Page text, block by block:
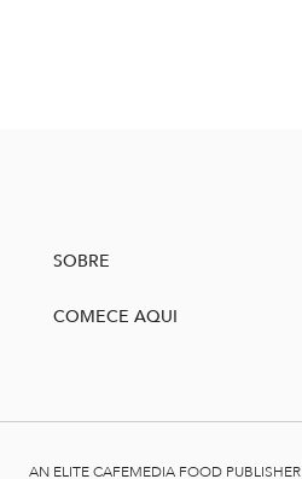
SOBRE
COMECE AQUI
AN ELITE CAFEMEDIA FOOD PUBLISHER